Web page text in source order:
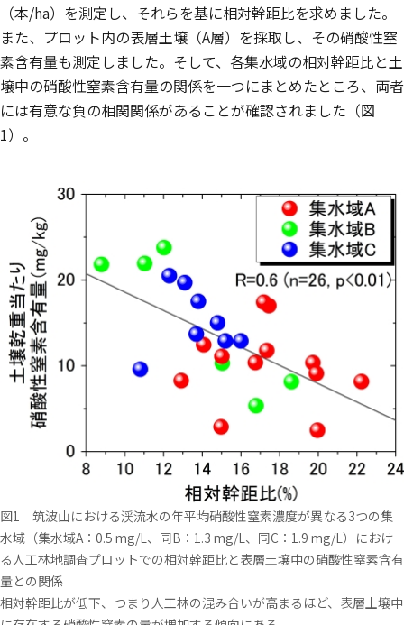
（本/ha）を測定し、それらを基に相対幹距比を求めました。
また、プロット内の表層土壌（A層）を採取し、その硝酸性窒
素含有量も測定しました。そして、各集水域の相対幹距比と土
壌中の硝酸性窒素含有量の関係を一つにまとめたところ、両者
には有意な負の相関関係があることが確認されました（図
1）。
図1 筑波山における渓流水の年平均硝酸性窒素濃度が異なる3つの集
水域（集水域A：0.5 mg/L、同B：1.3 mg/L、同C：1.9 mg/L）におけ
る人工林地調査プロットでの相対幹距比と表層土壌中の硝酸性窒素含有
量との関係
相対幹距比が低下、つまり人工林の混み合いが高まるほど、表層土壌中